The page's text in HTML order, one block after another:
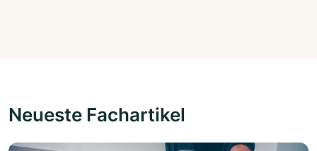
Neueste Fachartikel